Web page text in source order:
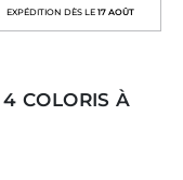
EXPÉDITION DÈS LE 17 AOÛT
COLORIS À